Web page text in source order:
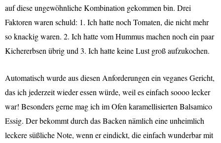
auf diese ungewöhnliche Kombination gekommen bin. Drei
Faktoren waren schuld: 1. Ich hatte noch Tomaten, die nicht mehr
so knackig waren. 2. Ich hatte vom Hummus machen noch ein paar
Kichererbsen übrig und 3. Ich hatte keine Lust groß aufzukochen.
Automatisch wurde aus diesen Anforderungen ein veganes Gericht,
das ich jederzeit wieder essen würde, weil es einfach soooo lecker
war! Besonders gerne mag ich im Ofen karamellisierten Balsamico
Essig. Der bekommt durch das Backen nämlich eine unheimlich
leckere süßliche Note, wenn er eindickt, die einfach wunderbar mit